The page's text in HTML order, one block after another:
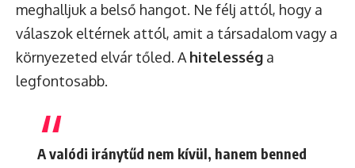
meghalljuk a belső hangot. Ne félj attól, hogy a
válaszok eltérnek attól, amit a társadalom vagy a
környezeted elvár tőled. A hitelesség a
legfontosabb.
A valódi iránytűd nem kívül, hanem benned